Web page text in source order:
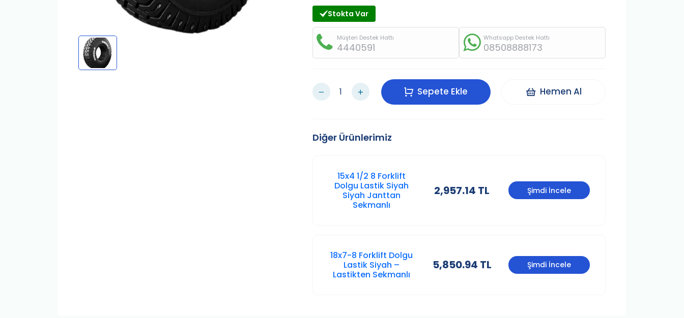
Stokta Var
Müşteri Destek Hattı
4440591
Whatsapp Destek Hattı
08508888173
Sepete Ekle Hemen Al
Diğer Ürünlerimiz
15x4 1/2 8 Forklift
Dolgu Lastik Siyah
Siyah Janttan
Sekmanlı
2,957.14 TL Şimdi İncele
18x7-8 Forklift Dolgu
Lastik Siyah –
Lastikten Sekmanlı
5,850.94 TL Şimdi İncele